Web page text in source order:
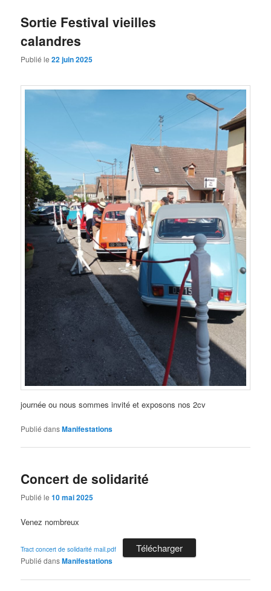
Sortie Festival vieilles
calandres
Publié le22 juin 2025
journée ou nous sommes invité et exposons nos 2cv
Publié dansManifestations
Concert de solidarité
Publié le10 mai 2025
Venez nombreux
Tract concert de solidarité mail.pdf Télécharger
Publié dansManifestations